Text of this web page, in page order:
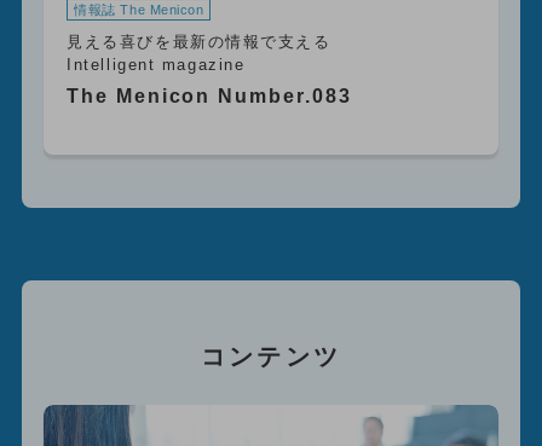
情報誌 The Menicon
見える喜びを最新の情報で支える
Intelligent magazine
The Menicon Number.083
コンテンツ